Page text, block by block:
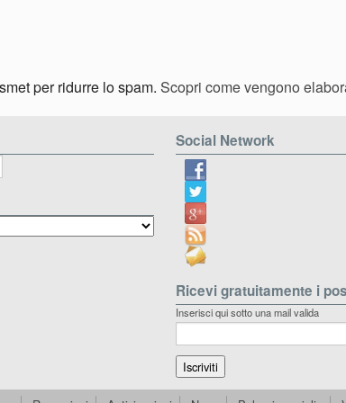
per ridurre lo spam. Scopri come vengono
Social Network
Ricevi gratuitamente i
Inserisci qui sotto una mail valida